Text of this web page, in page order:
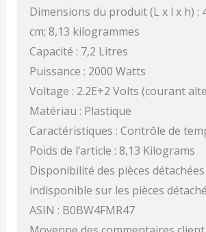
Dimensions du produit (L x l x h) :
cm; 8,13 kilogrammes
Capacité : 7,2 Litres
Puissance : 2000 Watts
Voltage : 2.2E+2 Volts (courant
Matériau : Plastique
Caractéristiques : Contrôle de
Poids de l’article : 8,13 Kilograms
Disponibilité des pièces
indisponible sur les pièces
ASIN : B0BW4FMR47